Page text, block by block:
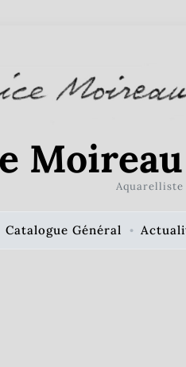
Aquarelliste
Catalogue Général